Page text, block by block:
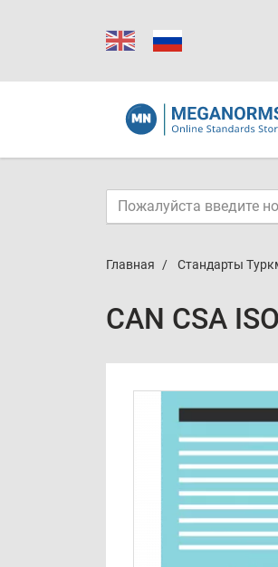
Главная Стандарты
CAN CSA